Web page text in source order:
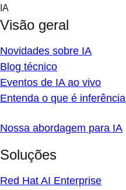
Skip
content
IA
Visão geral
Novidades sobre IA
Blog técnico
Eventos de IA ao vivo
Entenda o que é inferência
Nossa abordagem para IA
Soluções
Red Hat AI Enterprise